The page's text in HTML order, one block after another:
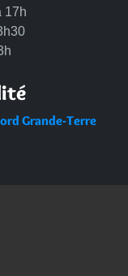
17h
Grande-Terre